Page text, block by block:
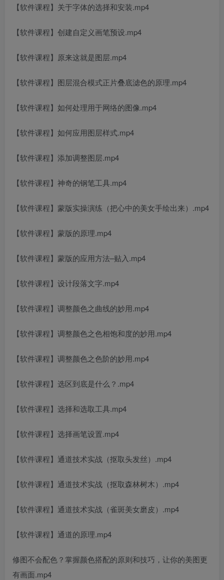
【软件课程】关于字体的选择和安装.mp4
【软件课程】创建自定义画笔预设.mp4
【软件课程】原来这就是图层.mp4
【软件课程】图层混合模式正片叠底滤色的原理.mp4
【软件课程】如何处理用于网络的图像.mp4
【软件课程】如何应用图层样式.mp4
【软件课程】添加调整图层.mp4
【软件课程】神奇的钢笔工具.mp4
【软件课程】蒙版实操演练（把心中的美女手绘出来）.mp4
【软件课程】蒙版的原理.mp4
【软件课程】蒙版的应用方法–贴入.mp4
【软件课程】设计段落文字.mp4
【软件课程】调整颜色之曲线的妙用.mp4
【软件课程】调整颜色之色相饱和度的妙用.mp4
【软件课程】调整颜色之色阶的妙用.mp4
【软件课程】选区到底是什么？.mp4
【软件课程】选择和选取工具.mp4
【软件课程】选择画笔设置.mp4
【软件课程】通道技术实战（抠取头发丝）.mp4
【软件课程】通道技术实战（抠取森林树木）.mp4
【软件课程】通道技术实战（雀斑美女磨皮）.mp4
【软件课程】通道的原理.mp4
修图不会配色？掌握颜色搭配的原则和技巧，让你的美图更
有画面.mp4